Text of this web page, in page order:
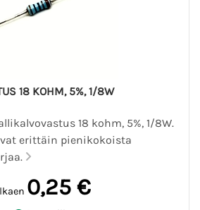
18 KOHM, 5%, 1/8W
18 kohm, 5%, 1/8W.
erittäin pienikokoista
0,25 €